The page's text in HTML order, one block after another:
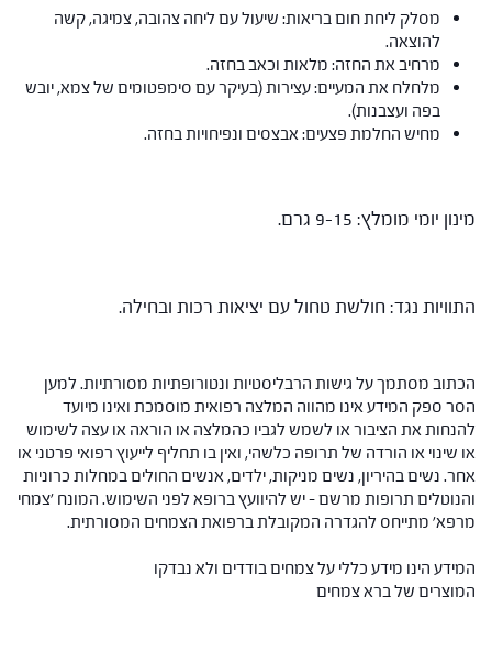
מסלק ליחת חום בריאות: שיעול עם ליחה צהובה, צמיגה, קשה
להוצאה.
מרחיב את החזה: מלאות וכאב בחזה.
מלחלח את המעיים: עצירות (בעיקר עם סימפטומים של צמא, יובש
בפה ועצבנות).
מחיש החלמת פצעים: אבצסים ונפיחויות בחזה.
מינון יומי מומלץ: 9-15 גרם.
התוויות נגד: חולשת טחול עם יציאות רכות ובחילה.
הכתוב מסתמך על גישות הרבליסטיות ונטורופתיות מסורתיות. למען
הסר ספק המידע אינו מהווה המלצה רפואית מוסמכת ואינו מיועד
להנחות את הציבור או לשמש לגביו כהמלצה או הוראה או עצה לשימוש
או שינוי או הורדה של תרופה כלשהי, ואין בו תחליף לייעוץ רפואי פרטני או
אחר. נשים בהיריון, נשים מניקות, ילדים, אנשים החולים במחלות כרוניות
והנוטלים תרופות מרשם – יש להיוועץ ברופא לפני השימוש. המונח 'צמחי
מרפא' מתייחס להגדרה המקובלת ברפואת הצמחים המסורתית.
המידע הינו מידע כללי על צמחים בודדים ולא נבדקו
המוצרים של ברא צמחים